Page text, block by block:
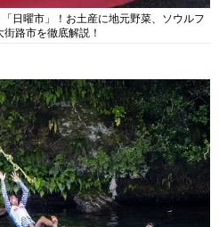
日曜市」！お土産に地元野菜、ソウルフ
路市を徹底解説！